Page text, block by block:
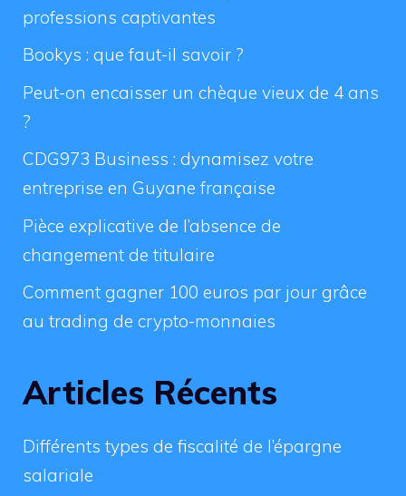
professions captivantes
Bookys : que faut-il savoir ?
Peut-on encaisser un chèque vieux de 4 ans
?
CDG973 Business : dynamisez votre
entreprise en Guyane française
Pièce explicative de l’absence de
changement de titulaire
Comment gagner 100 euros par jour grâce
au trading de crypto-monnaies
Articles Récents
Différents types de fiscalité de l’épargne
salariale